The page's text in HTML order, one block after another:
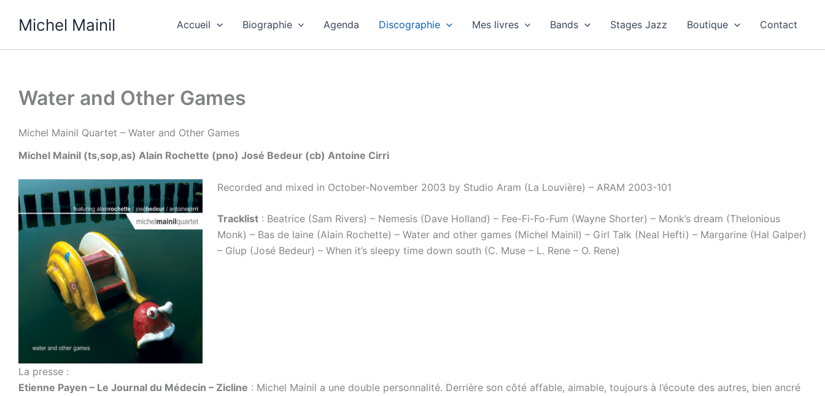
Michel Mainil Accueil Biographie Agenda Discographie Mes livres Bands Stages Jazz Boutique Contact
Water and Other Games
Michel Mainil Quartet – Water and Other Games
Michel Mainil (ts,sop,as) Alain Rochette (pno) José Bedeur (cb) Antoine Cirri
Recorded and mixed in October-November 2003 by Studio Aram (La Louvière) – ARAM 2003-101
Tracklist: Beatrice (Sam Rivers) – Nemesis (Dave Holland) – Fee-Fi-Fo-Fum (Wayne Shorter) – Monk’s dream (Thelonious
Monk) – Bas de laine (Alain Rochette) – Water and other games (Michel Mainil) – Girl Talk (Neal Hefti) – Margarine (Hal Galper)
– Glup (José Bedeur) – When it’s sleepy time down south (C. Muse – L. Rene – O. Rene)
La presse :
Etienne Payen – Le Journal du Médecin – Zicline : Michel Mainil a une double personnalité. Derrière son côté affable, aimable, toujours à l’écoute des autres, bien ancré